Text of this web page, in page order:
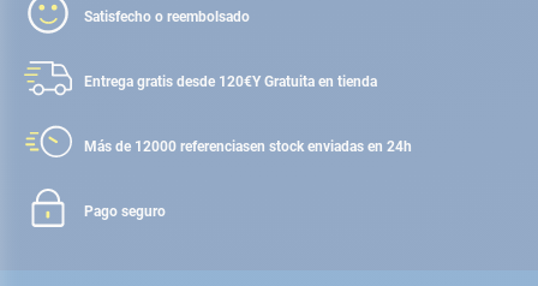
Satisfecho o reembolsado
Entrega gratis desde 120€Y Gratuita en tienda
Más de 12000 referenciasen stock enviadas en 24h
Pago seguro